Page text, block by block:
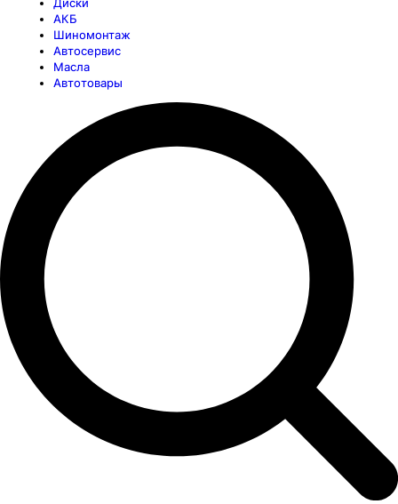
АКБ
Шиномонтаж
Автосервис
Масла
Автотовары